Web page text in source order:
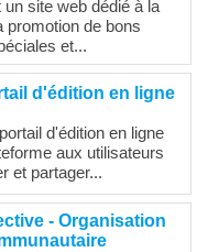
site web dédié à la
promotion de bons
et...
d'édition en ligne
d'édition en ligne
aux utilisateurs
et partager...
- Organisation